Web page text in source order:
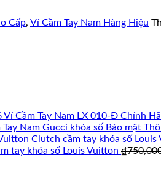
Cấp, Ví Cầm Tay Nam Hàng Hiệu
Ví Cầm Tay Nam LX 010-Đ Chính
Tay Nam Gucci khóa số Bảo mật
Clutch cầm tay khóa số Louis
tay khóa số Louis Vuitton ₫